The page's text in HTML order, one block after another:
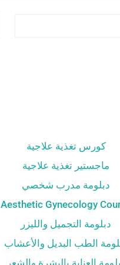
كورس تغذية علاجية
ماجستير تغذية علاجية
دبلومة مدرب شخصي
Aesthetic Gynecology
دبلومة التجميل والليزر
الطب البديل والأعشاب